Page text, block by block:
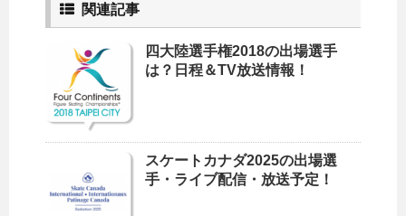
関連記事
四大陸選手権2018の出場選手
は？日程＆TV放送情報！
スケートカナダ2025の出場選
手・ライブ配信・放送予定！